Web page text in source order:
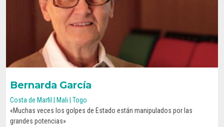
Bernarda García
Costa de Marfil | Mali | Togo
«Muchas veces los golpes de Estado están manipulados por las
grandes potencias»
CONOCE SU HISTORIA